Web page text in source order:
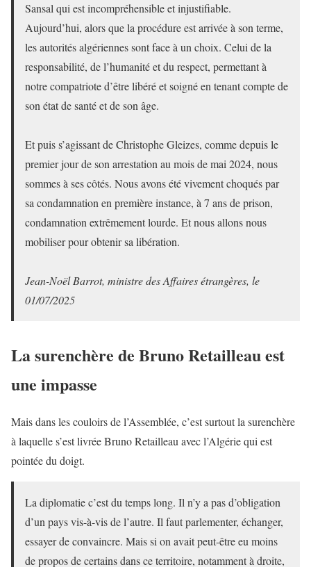
Sansal qui est incompréhensible et injustifiable.
Aujourd’hui, alors que la procédure est arrivée à son terme,
les autorités algériennes sont face à un choix. Celui de la
responsabilité, de l’humanité et du respect, permettant à
notre compatriote d’être libéré et soigné en tenant compte de
son état de santé et de son âge.
Et puis s’agissant de Christophe Gleizes, comme depuis le
premier jour de son arrestation au mois de mai 2024, nous
sommes à ses côtés. Nous avons été vivement choqués par
sa condamnation en première instance, à 7 ans de prison,
condamnation extrêmement lourde. Et nous allons nous
mobiliser pour obtenir sa libération.
Jean-Noël Barrot, ministre des Affaires étrangères, le
01/07/2025
La surenchère de Bruno Retailleau est
une impasse
Mais dans les couloirs de l’Assemblée, c’est surtout la surenchère
à laquelle s’est livrée Bruno Retailleau avec l’Algérie qui est
pointée du doigt.
La diplomatie c’est du temps long. Il n’y a pas d’obligation
d’un pays vis-à-vis de l’autre. Il faut parlementer, échanger,
essayer de convaincre. Mais si on avait peut-être eu moins
de propos de certains dans ce territoire, notamment à droite,